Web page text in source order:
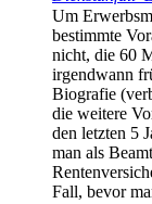
Um
bestimmte
nicht, die 60
irgendwann
Biografie
die weitere
den letzten 5
man als
Fall, bevor